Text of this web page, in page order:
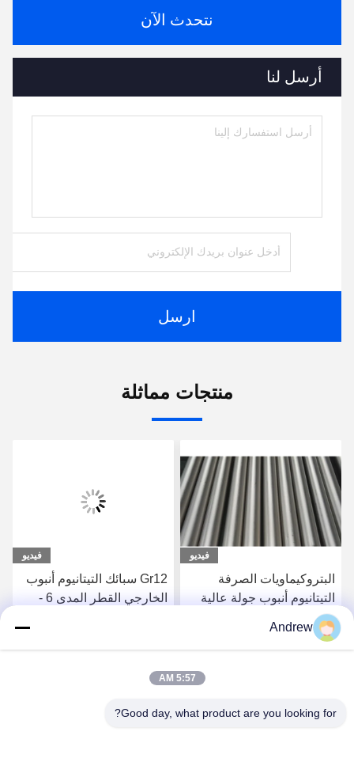
نتحدث الآن
أرسل لنا
ارسل
منتجات مماثلة
فيديو
البتروكيماويات الصرفة
التيتانيوم أنبوب جولة عالية
B338
احصل على أفضل سعر
فيديو
Gr12 سبائك التيتانيوم أنبوب
الخارجي القطر المدى 6 -
احصل على أفضل سعر
Andrew
5:57 AM
Good day, what product are you looking for?